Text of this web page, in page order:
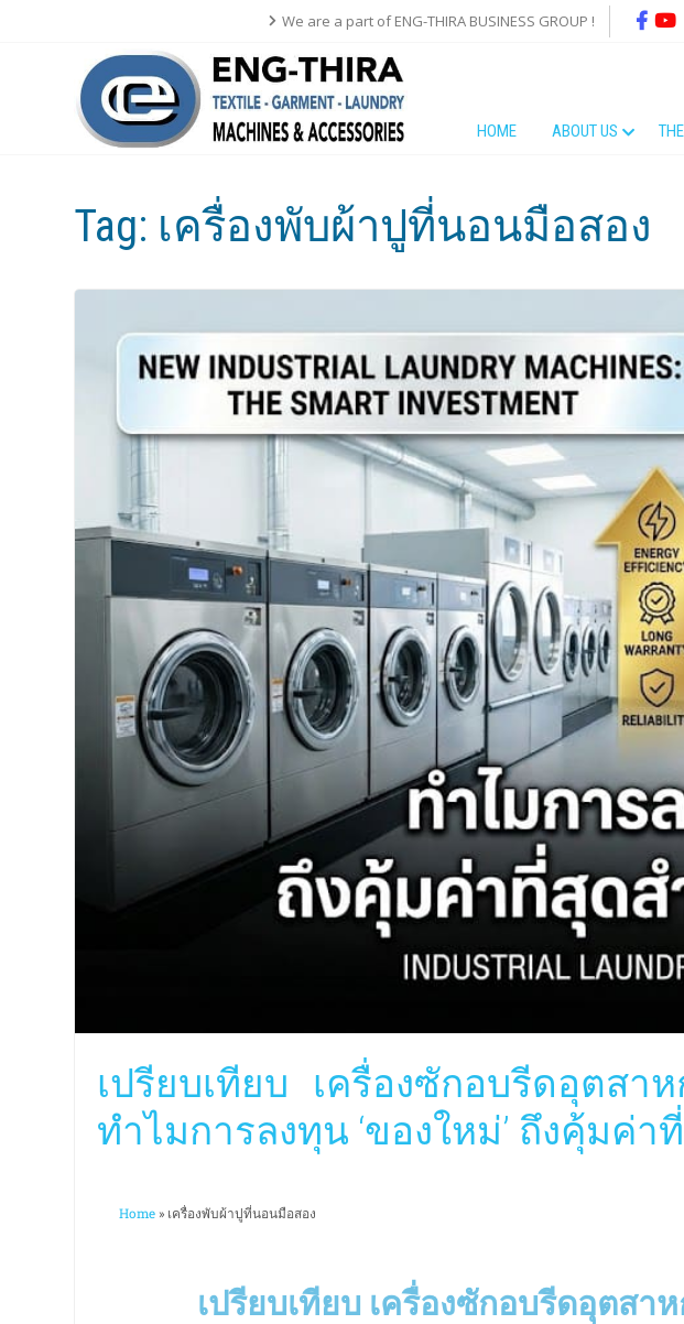
We are a part of ENG-THIRA BUSINESS GROUP !
HOME ABOUT US
Tag: เครื่องพับผ้าปูที่นอนมือสอง
เปรียบเทียบ เครื่องซักอบรีดอุตส
ทำไมการลงทุน ‘ของใหม่’ ถึงคุ้มค่
Home » เครื่องพับผ้าปูที่นอนมือสอง
เปรียบเทียบ เครื่องซักอบรีดอุตส